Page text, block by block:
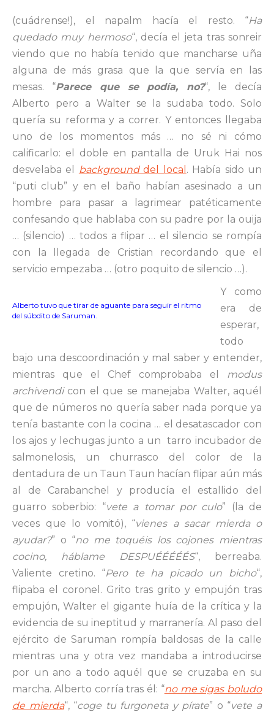
(cuádrense!), el napalm hacía el resto. “Ha
quedado muy hermoso“, decía el jeta tras sonreir
viendo que no había tenido que mancharse uña
alguna de más grasa que la que servía en las
mesas. “Parece que se podía, no?“, le decía
Alberto pero a Walter se la sudaba todo. Solo
quería su reforma y a correr. Y entonces llegaba
uno de los momentos más … no sé ni cómo
calificarlo: el doble en pantalla de Uruk Hai nos
desvelaba el
backgrounddel local . Había sido un
“puti club” y en el baño habían asesinado a un
hombre para pasar a lagrimear patéticamente
confesando que hablaba con su padre por la ouija
… (silencio) … todos a flipar … el silencio se rompía
con la llegada de Cristian recordando que el
servicio empezaba … (otro poquito de silencio …).
Alberto tuvo que tirar de aguante para seguir el ritmo
del súbdito de Saruman.
Y como
era de
esperar,
todo
bajo una descoordinación y mal saber y entender,
mientras que el Chef comprobaba el
modus
archivendicon el que se manejaba Walter, aquél
que de números no quería saber nada porque ya
tenía bastante con la cocina … el desatascador con
los ajos y lechugas junto a un tarro incubador de
salmonelosis, un churrasco del color de la
dentadura de un Taun Taun hacían flipar aún más
al de Carabanchel y producía el estallido del
guarro soberbio: “vete a tomar por culo” (la de
veces que lo vomitó), “vienes a sacar mierda o
ayudar?” o “no me toquéis los cojones mientras
cocino, háblame DESPUÉÉÉÉÉS“, berreaba.
Valiente cretino. “Pero te ha picado un bicho“,
flipaba el coronel. Grito tras grito y empujón tras
empujón, Walter el gigante huía de la crítica y la
evidencia de su ineptitud y marranería. Al paso del
ejército de Saruman rompía baldosas de la calle
mientras una y otra vez mandaba a introducirse
por un ano a todo aquél que se cruzaba en su
marcha. Alberto corría tras él: “no me sigas boludo
de mierda“, “coge tu furgoneta y pírate” o “vete a